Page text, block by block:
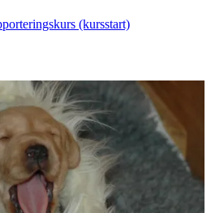
(kursstart)